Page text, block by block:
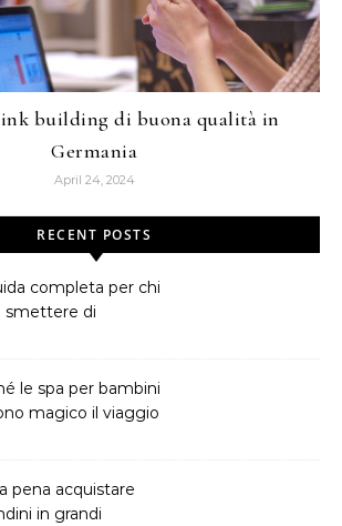
building di buona qualità in
Germania
April 24, 2024
RECENT POSTS
completa per chi
smettere di
le spa per bambini
magico il viaggio
pena acquistare
in grandi